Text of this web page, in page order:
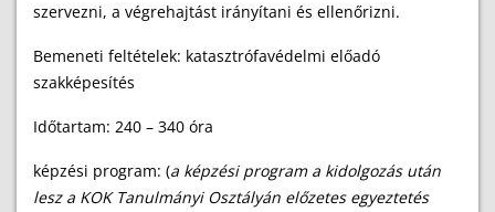
szervezni, a végrehajtást irányítani és ellenőrizni.
Bemeneti feltételek: katasztrófavédelmi előadó
szakképesítés
Időtartam: 240 – 340 óra
képzési program: (a képzési program a kidolgozás után
lesz a KOK Tanulmányi Osztályán előzetes egyeztetés